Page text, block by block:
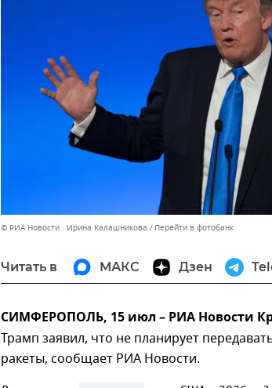
© РИА Новости . Ирина Калашникова Перейти в фотобанк
Читать в МАКС Дзен
СИМФЕРОПОЛЬ, 15 июл – РИА Новости
Трамп заявил, что не планирует
ракеты, сообщает РИА Новости.